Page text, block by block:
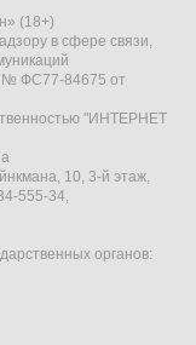
(18+)
в сфере связи,
№ ФС77-84675 от
"ИНТЕРНЕТ
10, 3-й этаж,
555-34,
органов: